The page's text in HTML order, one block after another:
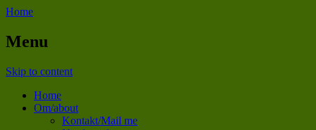
Home
Menu
Skip to content
Home
Om/about
Kontakt/Mail me